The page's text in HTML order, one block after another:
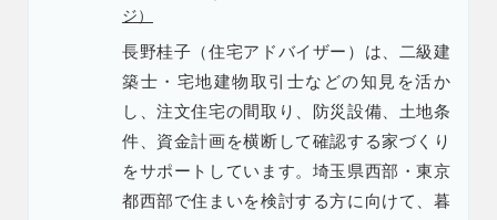
ジ）
長野桂子（住宅アドバイザー）は、二級建
築士・宅地建物取引士などの知見を活か
し、注文住宅の間取り、防災設備、土地条
件、資金計画を横断して確認する家づくり
をサポートしています。埼玉県西部・東京
都西部で住まいを検討する方に向けて、暮